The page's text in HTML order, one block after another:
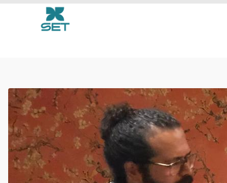
HelloGoodbye